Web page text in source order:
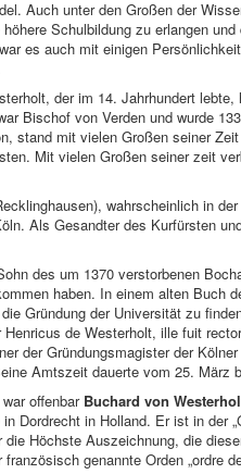
Auch unter den Großen der
Schulbildung zu erlangen
es auch mit einigen
der im 14. Jahrhundert
Bischof von Verden und wurde
stand mit vielen Großen seiner
Mit vielen Großen seiner zeit
wahrscheinlich in
Als Gesandter des Kurfürsten
des um 1370 verstorbenen
haben. In einem alten Buch
Gründung der Universität zu
de Westerholt, ille fuit
der Gründungsmagister der
Amtszeit dauerte vom 25. März
offenbar Buchard von
Dordrecht in Holland. Er ist in der
Höchste Auszeichnung, die
genannte Orden „ordre